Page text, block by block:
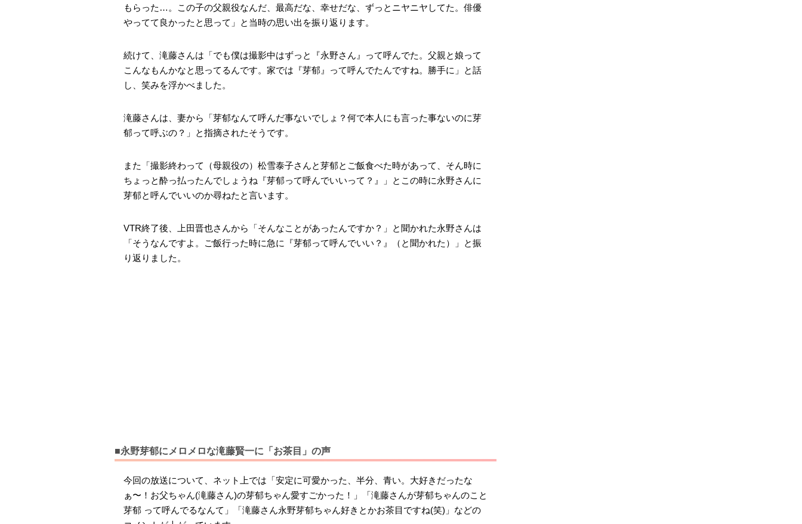
もらった…。この子の父親役なんだ、最高だな、幸せだな、ずっとニヤニヤしてた。俳優
やってて良かったと思って」と当時の思い出を振り返ります。
続けて、滝藤さんは「でも僕は撮影中はずっと『永野さん』って呼んでた。父親と娘って
こんなもんかなと思ってるんです。家では『芽郁』って呼んでたんですね。勝手に」と話
し、笑みを浮かべました。
滝藤さんは、妻から「芽郁なんて呼んだ事ないでしょ？何で本人にも言った事ないのに芽
郁って呼ぶの？」と指摘されたそうです。
また「撮影終わって（母親役の）松雪泰子さんと芽郁とご飯食べた時があって、そん時に
ちょっと酔っ払ったんでしょうね『芽郁って呼んでいいって？』」とこの時に永野さんに
芽郁と呼んでいいのか尋ねたと言います。
VTR終了後、上田晋也さんから「そんなことがあったんですか？」と聞かれた永野さんは
「そうなんですよ。ご飯行った時に急に『芽郁って呼んでいい？』（と聞かれた）」と振
り返りました。
■永野芽郁にメロメロな滝藤賢一に「お茶目」の声
今回の放送について、ネット上では「安定に可愛かった、半分、青い。大好きだったな
ぁ〜！お父ちゃん(滝藤さん)の芽郁ちゃん愛すごかった！」「滝藤さんが芽郁ちゃんのこと
芽郁 って呼んでるなんて」「滝藤さん永野芽郁ちゃん好きとかお茶目ですね(笑)」などの